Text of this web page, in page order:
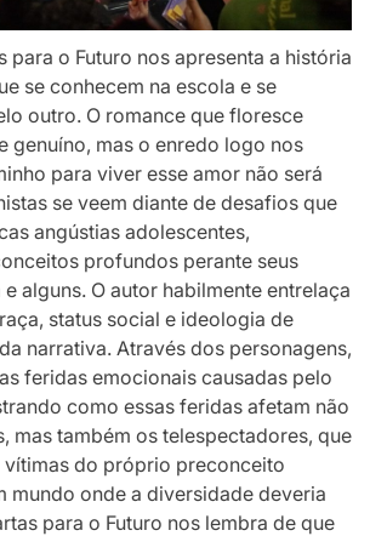
para o Futuro nos apresenta a história
se conhecem na escola e se
outro. O romance que floresce
genuíno, mas o enredo logo nos
para viver esse amor não será
se veem diante de desafios que
angústias adolescentes,
profundos perante seus
alguns. O autor habilmente entrelaça
status social e ideologia de
narrativa. Através dos personagens,
feridas emocionais causadas pelo
como essas feridas afetam não
mas também os telespectadores, que
vítimas do próprio preconceito
mundo onde a diversidade deveria
para o Futuro nos lembra de que